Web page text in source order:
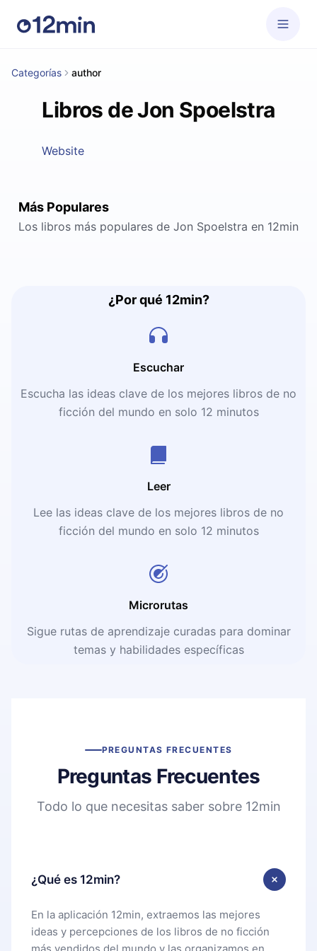
Categorías author
Libros de Jon Spoelstra
Website
Más Populares
Los libros más populares de Jon Spoelstra en 12min
¿Por qué 12min?
Escuchar
Escucha las ideas clave de los mejores libros de no
ficción del mundo en solo 12 minutos
Leer
Lee las ideas clave de los mejores libros de no
ficción del mundo en solo 12 minutos
Microrutas
Sigue rutas de aprendizaje curadas para dominar
temas y habilidades específicas
PREGUNTAS FRECUENTES
Preguntas Frecuentes
Todo lo que necesitas saber sobre 12min
¿Qué es 12min?
En la aplicación 12min, extraemos las mejores
ideas y percepciones de los libros de no ficción